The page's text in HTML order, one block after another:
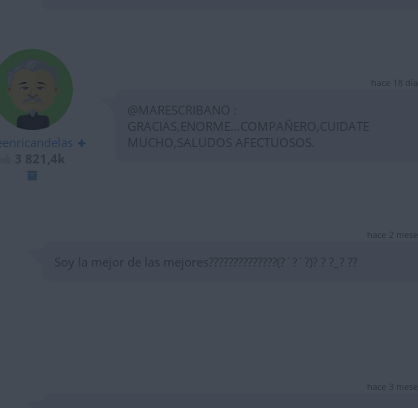
hace 18 días
@MARESCRIBANO :
GRACIAS,ENORME...COMPAÑERO,CUIDATE
MUCHO,SALUDOS AFECTUOSOS.
hace 2 meses
Soy la mejor de las mejores??????????????(?´?`?)? ? ?_? ??
hace 3 meses